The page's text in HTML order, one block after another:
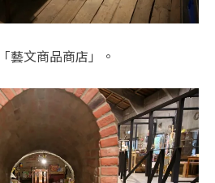
藝文商品商店」。